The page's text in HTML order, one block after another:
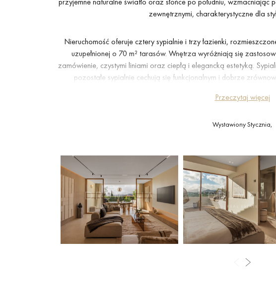
zewnętrznymi, charakterystyczne dla
Nieruchomość oferuje cztery sypialnie i trzy łazienki,
uzupełnionej o 70 m² tarasów. Wnętrza wyróżniają się
zamówienie, czystymi liniami oraz ciepłą i elegancką estetyką.
pozostałe sypialnie cechują się funkcjonalnym i dobrze
powietrzu oraz spożywania posiłków w spokojnym otoczeniu.
jako stałe miejsce zamieszkania, jak i drugi dom w jednej z
Przeczytaj więcej
Wystawiony Stycznia,